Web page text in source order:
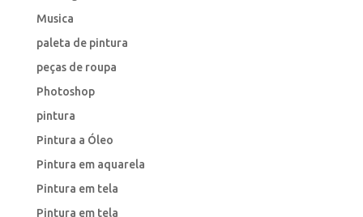
Musica
paleta de pintura
peças de roupa
Photoshop
pintura
Pintura a Óleo
Pintura em aquarela
Pintura em tela
Pintura em tela